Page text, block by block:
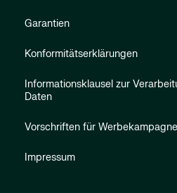
Garantien
Konformitätserklärungen
Informationsklausel zur
Daten
Vorschriften für
Impressum